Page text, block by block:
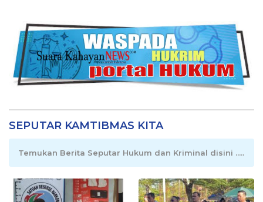
SEPUTAR KAMTIBMAS KITA
Temukan Berita Seputar Hukum dan Kriminal disini .....